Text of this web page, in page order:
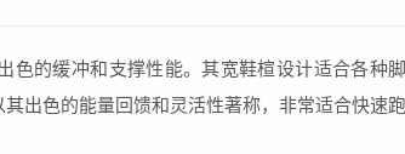
色的缓冲和支撑性能。其宽鞋楦设计适合各种脚
出色的能量回馈和灵活性著称，非常适合快速跑